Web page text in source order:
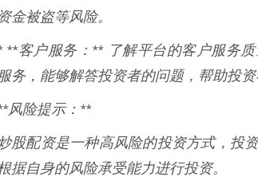
资金被盗等风险。
**客户服务：** 了解平台的客户服务
务，能够解答投资者的问题，帮助投资
风险提示：**
股配资是一种高风险的投资方式，投
据自身的风险承受能力进行投资。